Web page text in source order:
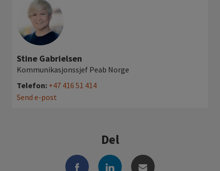
Stine Gabrielsen
Kommunikasjonssjef Peab Norge
Telefon: +47 416 51 414
Send e-post
Del